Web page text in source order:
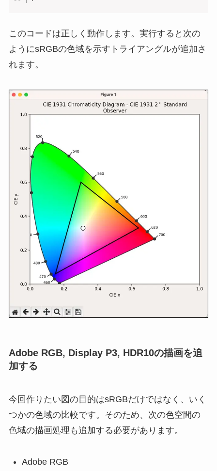
このコードは正しく動作します。実行すると次の
ようにsRGBの色域を示すトライアングルが追加さ
れます。
Adobe RGB, Display P3, HDR10の描画を追
加する
今回作りたい図の目的はsRGBだけではなく、いく
つかの色域の比較です。そのため、次の色空間の
色域の描画処理も追加する必要があります。
Adobe RGB